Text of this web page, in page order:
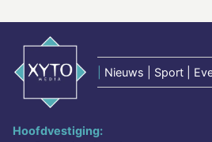
Nieuws | Sport |
Hoofdvestiging: